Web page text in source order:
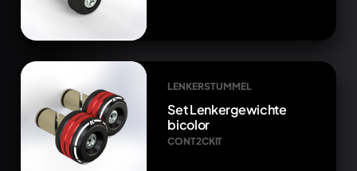
LENKERSTUMMEL
Set Lenkergewichte
bicolor
CONT2CKIT